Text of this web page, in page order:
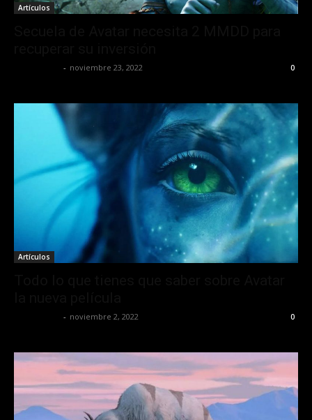
Artículos
- noviembre 23, 2022 0
Artículos
- noviembre 2, 2022 0